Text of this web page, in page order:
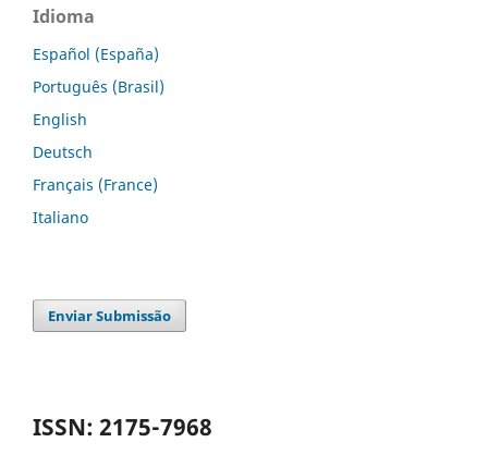
Idioma
Español (España)
Português (Brasil)
English
Deutsch
Français (France)
Italiano
Enviar Submissão
ISSN: 2175-7968